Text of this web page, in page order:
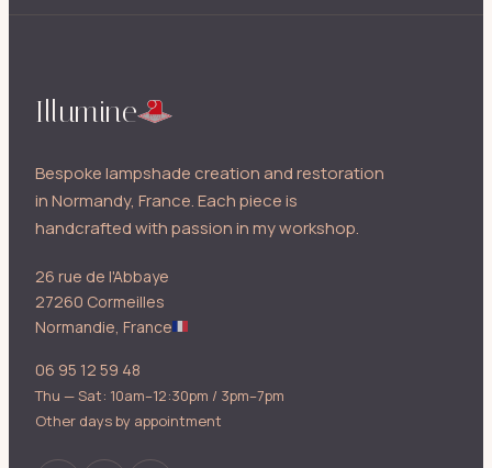
Illumine
Bespoke lampshade creation and restoration
in Normandy, France. Each piece is
handcrafted with passion in my workshop.
26 rue de l'Abbaye
27260 Cormeilles
Normandie, France
06 95 12 59 48
Thu — Sat: 10am–12:30pm / 3pm–7pm
Other days by appointment